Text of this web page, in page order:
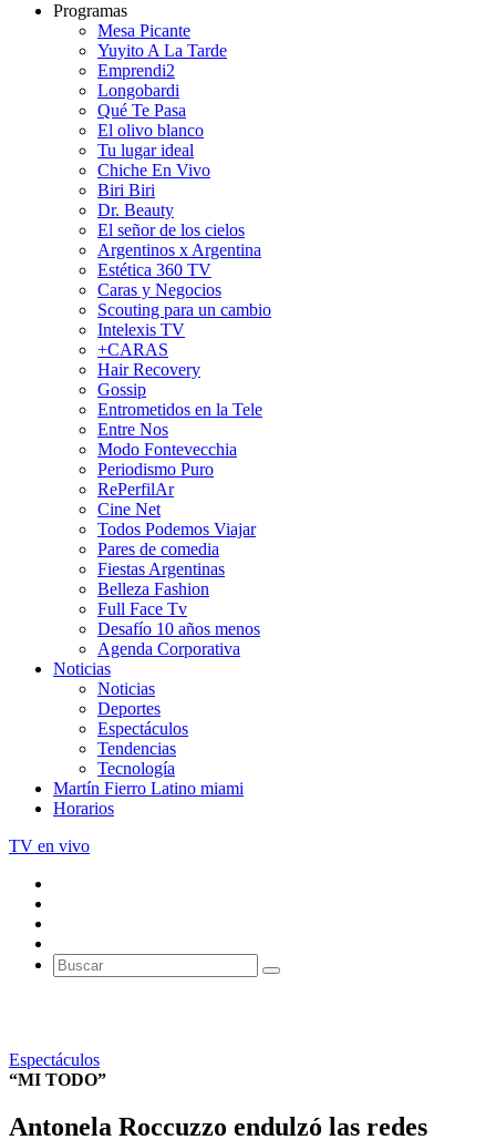
Programas
Mesa Picante
Yuyito A La Tarde
Emprendi2
Longobardi
Qué Te Pasa
El olivo blanco
Tu lugar ideal
Chiche En Vivo
Biri Biri
Dr. Beauty
El señor de los cielos
Argentinos x Argentina
Estética 360 TV
Caras y Negocios
Scouting para un cambio
Intelexis TV
+CARAS
Hair Recovery
Gossip
Entrometidos en la Tele
Entre Nos
Modo Fontevecchia
Periodismo Puro
RePerfilAr
Cine Net
Todos Podemos Viajar
Pares de comedia
Fiestas Argentinas
Belleza Fashion
Full Face Tv
Desafío 10 años menos
Agenda Corporativa
Noticias
Noticias
Deportes
Espectáculos
Tendencias
Tecnología
Martín Fierro Latino miami
Horarios
TV en vivo
Espectáculos
“MI TODO”
Antonela Roccuzzo endulzó las redes